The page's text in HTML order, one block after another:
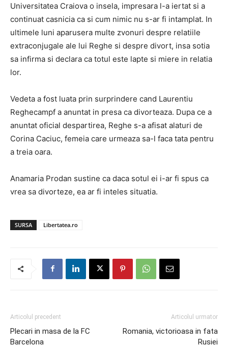
Universitatea Craiova o insela, impresara l-a iertat si a
continuat casnicia ca si cum nimic nu s-ar fi intamplat. In
ultimele luni aparusera multe zvonuri despre relatiile
extraconjugale ale lui Reghe si despre divort, insa sotia
sa infirma si declara ca totul este lapte si miere in relatia
lor.
Vedeta a fost luata prin surprindere cand Laurentiu
Reghecampf a anuntat in presa ca divorteaza. Dupa ce a
anuntat oficial despartirea, Reghe s-a afisat alaturi de
Corina Caciuc, femeia care urmeaza sa-l faca tata pentru
a treia oara.
Anamaria Prodan sustine ca daca sotul ei i-ar fi spus ca
vrea sa divorteze, ea ar fi inteles situatia.
SURSA Libertatea.ro
Articolul precedent
Plecari in masa de la FC
Barcelona
Articolul urmator
Romania, victorioasa in fata
Rusiei